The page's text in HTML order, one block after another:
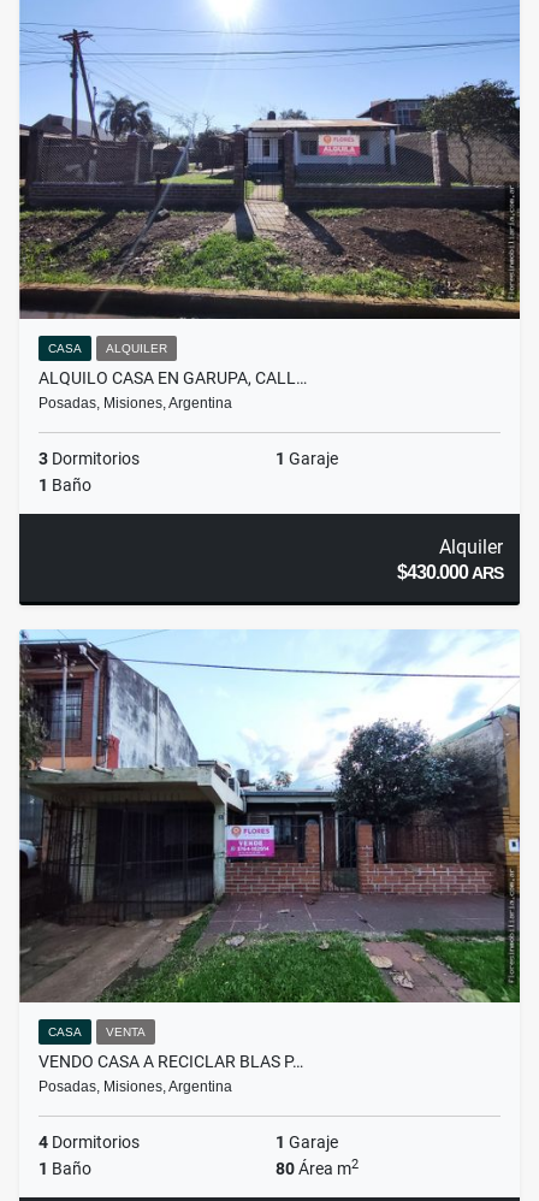
CASA ALQUILER
ALQUILO CASA EN GARUPA, CALL…
Posadas, Misiones, Argentina
3 Dormitorios 1 Garaje
1 Baño
Alquiler
$430.000ARS
CASA VENTA
VENDO CASA A RECICLAR BLAS P…
Posadas, Misiones, Argentina
4 Dormitorios 1 Garaje
1 Baño 80Área m2